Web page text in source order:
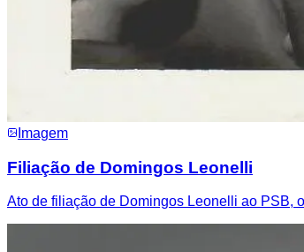
Imagem
Filiação de Domingos Leonelli
Ato de filiação de Domingos Leonelli ao PSB,